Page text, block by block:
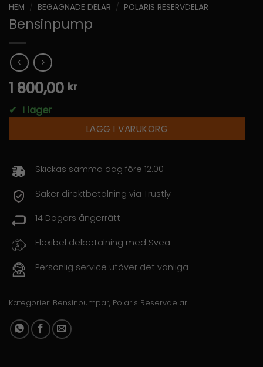
HEM / BEGAGNADE DELAR / POLARIS RESERVDELAR
Bensinpump
1 800,00 kr
✔ I lager
LÄGG I VARUKORG
Skickas samma dag före 12.00
Säker direktbetalning via Trustly
14 Dagars ångerrätt
Flexibel delbetalning med Svea
Personlig service utöver det vanliga
Kategorier: Bensinpumpar, Polaris Reservdelar